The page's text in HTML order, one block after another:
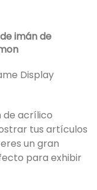
imán de
Display
de acrílico
tus artículos
un gran
para exhibir